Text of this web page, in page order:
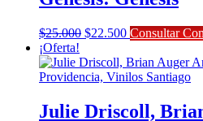
$25.000 El
original
era:
$22.500El
actual
es:
Consultar
¡Oferta!
Julie Driscoll,